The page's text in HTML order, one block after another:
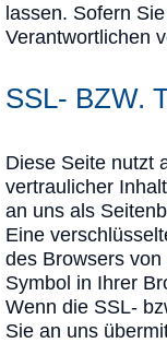
lassen. Sofern
Verantwortlichen
SSL- BZW.
Diese Seite nutzt
vertraulicher
an uns als
Eine
des Browsers von
Symbol in Ihrer
Wenn die SSL-
Sie an uns